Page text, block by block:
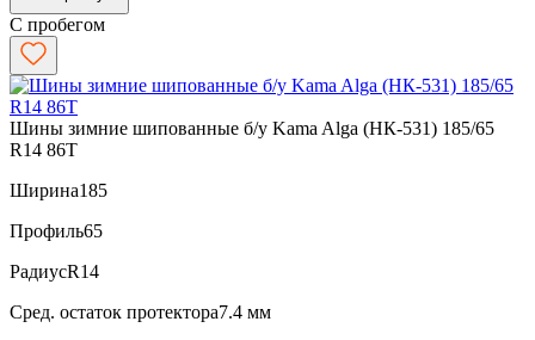
С пробегом
Шины зимние шипованные б/у Kama Alga (НК-531) 185/65
R14 86T
Ширина185
Профиль65
РадиусR14
Сред. остаток протектора7.4 мм